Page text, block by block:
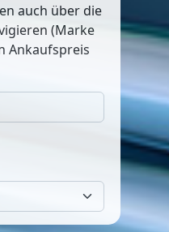
auch über die
(Marke
Ankaufspreis